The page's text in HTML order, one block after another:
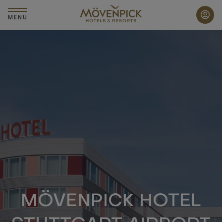
Zum
Hauptinhalt
wechseln
MENU
MÖVENPICK HOTEL